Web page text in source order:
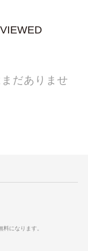
だありませ
料になります。